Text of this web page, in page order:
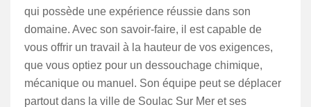
qui possède une expérience réussie dans son
domaine. Avec son savoir-faire, il est capable de
vous offrir un travail à la hauteur de vos exigences,
que vous optiez pour un dessouchage chimique,
mécanique ou manuel. Son équipe peut se déplacer
partout dans la ville de Soulac Sur Mer et ses